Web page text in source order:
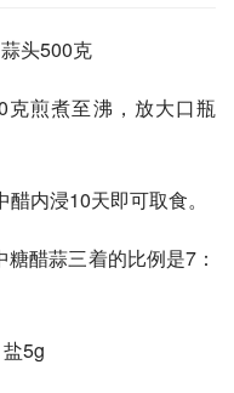
头500克
克煎煮至沸，放大口瓶
内浸10天即可取食。
醋蒜三着的比例是7：
5g